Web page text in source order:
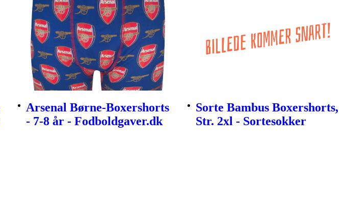
Arsenal Børne-Boxershorts
- 7-8 år - Fodboldgaver.dk
Sorte Bambus Boxershorts,
Str. 2xl - Sortesokker